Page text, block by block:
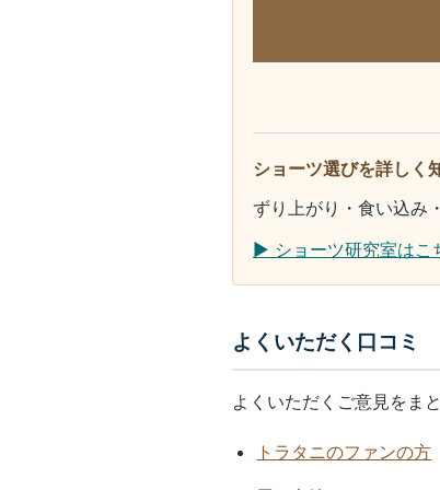
ショーツ選びを詳しく
ずり上がり・食い込み
▶ ショーツ研究室はこ
よくいただく口コミ
よくいただくご意見をま
トラタニのファンの方